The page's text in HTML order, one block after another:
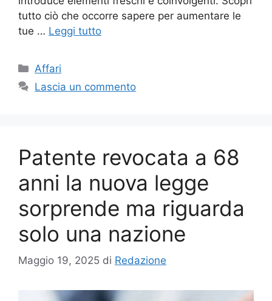
tutto ciò che occorre sapere per aumentare le
tue … Leggi tutto
Categorie
Affari
Lascia un commento
Patente revocata a 68
anni la nuova legge
sorprende ma riguarda
solo una nazione
Maggio 19, 2025 di Redazione